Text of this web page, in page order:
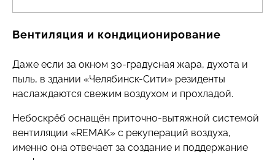
мощный напор воды, он поддерживается в
станциями «WILO» и «Grundfos» от двух
водоснабжения.
Мы предусмотрели всё, чтобы защитить
проблемы отключения воды. Для
пятизвездочного «Сити Отеля» -
дополнительная химводоподготовка и
Горячая вода и тепло в здании — залог
В «Челябинск-Сити» мы поддерживаем
высокое качество теплоснабжения вне
зависимости от состояния городских сетей.
Для этого у нас есть две котельные,
оснащенные газовыми котлами «Viessmann» и
«Buderus», которые работают в
Вентиляция и кондиционирование
Даже если за окном 30-градусная жара, духота и
пыль, в здании «Челябинск-Сити» резиденты
наслаждаются свежим воздухом и прохладой.
Небоскрёб оснащён приточно-вытяжной системой
вентиляции «REMAK» с рекупераций воздуха,
именно она отвечает за создание и поддержание